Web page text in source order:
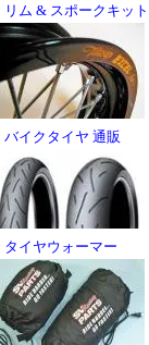
ム & スポークキット
イクタイヤ 通販
イヤウォーマー